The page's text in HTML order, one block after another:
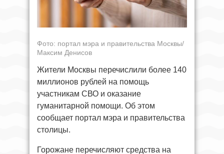
Фото: портал мэра и правительства Москвы/
Максим Денисов
Жители Москвы перечислили более 140
миллионов рублей на помощь
участникам СВО и оказание
гуманитарной помощи. Об этом
сообщает портал мэра и правительства
столицы.
Горожане перечисляют средства на